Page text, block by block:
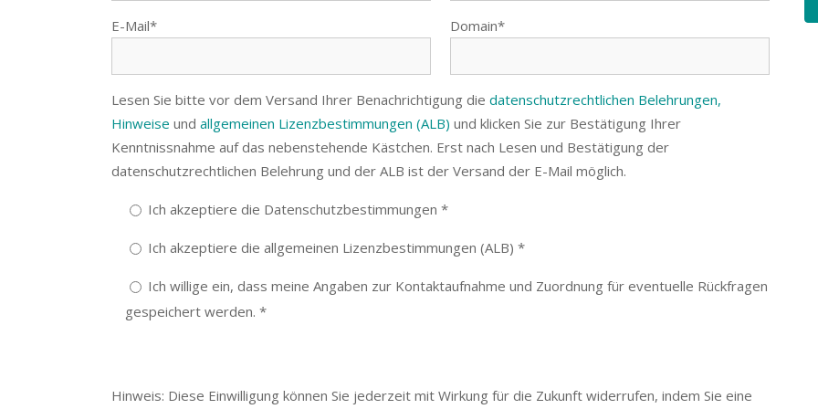
E-Mail* Domain*
Lesen Sie bitte vor dem Versand Ihrer Benachrichtigung die datenschutzrechtlichen Belehrungen,
Hinweise und allgemeinen Lizenzbestimmungen (ALB) und klicken Sie zur Bestätigung Ihrer
Kenntnissnahme auf das nebenstehende Kästchen. Erst nach Lesen und Bestätigung der
datenschutzrechtlichen Belehrung und der ALB ist der Versand der E-Mail möglich.
Ich akzeptiere die Datenschutzbestimmungen *
Ich akzeptiere die allgemeinen Lizenzbestimmungen (ALB) *
Ich willige ein, dass meine Angaben zur Kontaktaufnahme und Zuordnung für eventuelle Rückfragen
gespeichert werden. *
Hinweis: Diese Einwilligung können Sie jederzeit mit Wirkung für die Zukunft widerrufen, indem Sie eine